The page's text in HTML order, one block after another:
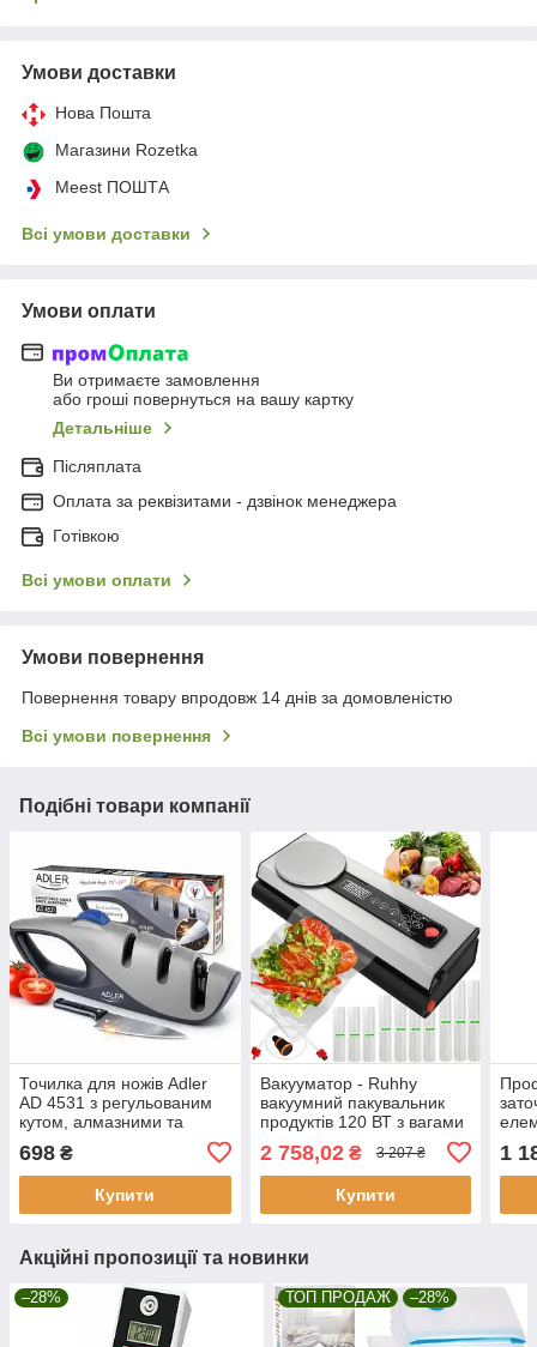
Умови доставки
Нова Пошта
Магазини Rozetka
Meest ПОШТА
Всі умови доставки
Умови оплати
Ви отримаєте замовлення
або гроші повернуться на вашу картку
Детальніше
Післяплата
Оплата за реквізитами - дзвінок менеджера
Готівкою
Всі умови оплати
Умови повернення
Повернення товару впродовж 14 днів за домовленістю
Всі умови повернення
Подібні товари компанії
Точилка для ножів Adler
AD 4531 з регульованим
кутом, алмазними та
твердосплавними лезами
698 ₴
Купити
Вакууматор - Ruhhy
вакуумний пакувальник
продуктів 120 ВТ з вагами
(ніж+пробка для пляшки)
2 758,02₴ 3 207 ₴
Купити
1
Акційні пропозиції та новинки
–28% ТОП ПРОДАЖ –28%